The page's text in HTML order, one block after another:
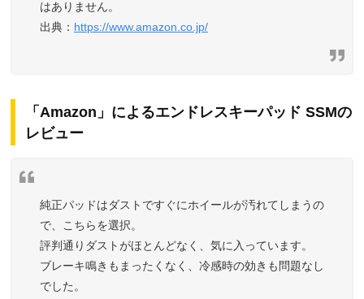
はありません。
https://www.amazon.co.jp/
「Amazon」によるエンドレスキーパッド SSMの
レビュー
純正パッドはダストですぐにホイールが汚れてしまうの
で、こちらを選択。
評判通りダストがほとんどなく、気に入っています。
ブレーキ鳴きもまったくなく、冷感時の効きも問題なし
でした。